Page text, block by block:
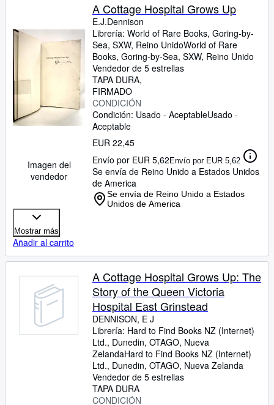
Vendedores
Comenzar a vender
CERRAR
Imagen del
vendedor
A Cottage Hospital Grows Up
E.J.Dennison
Librería: World of Rare Books, Goring-by-
Sea, SXW, Reino UnidoWorld of Rare
Books, Goring-by-Sea, SXW, Reino Unido
Vendedor de 5 estrellas
TAPA DURA
FIRMADO
CONDICIÓN
Condición: Usado - AceptableUsado -
Aceptable
EUR 22,45
Envío por EUR 5,62Envío por EUR 5,62
Se envía de Reino Unido a Estados Unidos
de America
Se envía de Reino Unido a Estados
Unidos de America
Mostrar más
Añadir al carrito
A Cottage Hospital Grows Up: The
Story of the Queen Victoria
Hospital East Grinstead
DENNISON, E J
Librería: Hard to Find Books NZ (Internet)
Ltd., Dunedin, OTAGO, Nueva
ZelandaHard to Find Books NZ (Internet)
Ltd., Dunedin, OTAGO, Nueva Zelanda
Vendedor de 5 estrellas
TAPA DURA
CONDICIÓN